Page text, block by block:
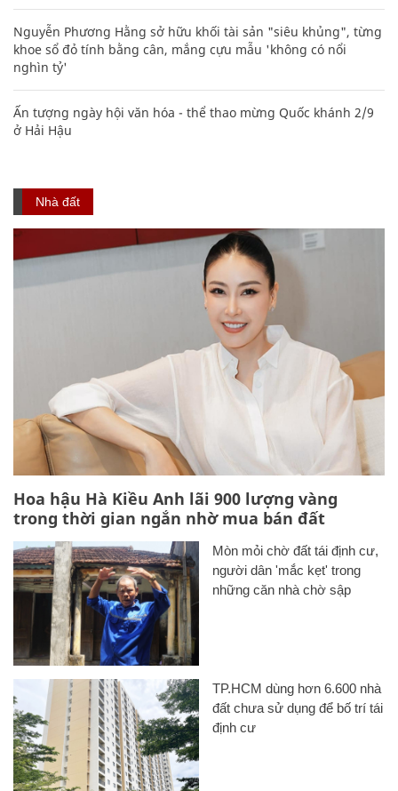
Nguyễn Phương Hằng sở hữu khối tài sản "siêu khủng", từng
khoe sổ đỏ tính bằng cân, mắng cựu mẫu 'không có nổi
nghìn tỷ'
Ấn tượng ngày hội văn hóa - thể thao mừng Quốc khánh 2/9
ở Hải Hậu
Nhà đất
Hoa hậu Hà Kiều Anh lãi 900 lượng vàng
trong thời gian ngắn nhờ mua bán đất
Mòn mỏi chờ đất tái định cư,
người dân 'mắc kẹt' trong
những căn nhà chờ sập
TP.HCM dùng hơn 6.600 nhà
đất chưa sử dụng để bố trí tái
định cư